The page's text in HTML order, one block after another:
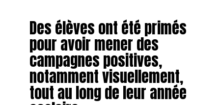
Des élèves ont été primés
pour avoir mener des
campagnes positives,
notamment visuellement,
tout au long de leur année